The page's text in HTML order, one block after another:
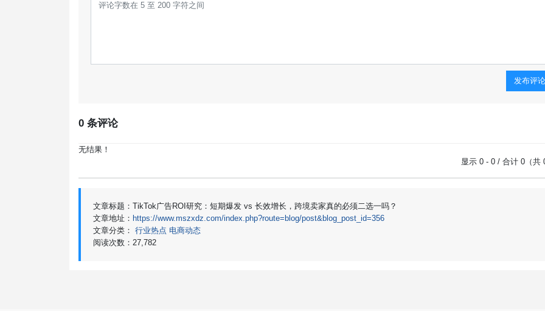
发布评论
0 条评论
无结果！
显示 0 - 0 / 合计 0（共
文章标题：TikTok广告ROI研究：短期爆发 vs 长效增长，跨境卖家真的必须二选一吗？
文章地址： https://www.mszxdz.com/index.php?route=blog/post&blog_post_id=356
文章分类： 行业热点 电商动态
阅读次数：27,782